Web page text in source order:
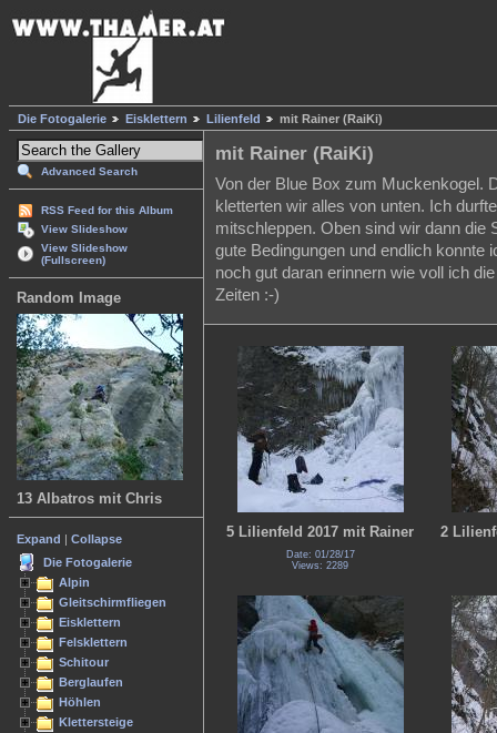
Die Fotogalerie Eisklettern Lilienfeld mit Rainer (RaiKi)
Advanced Search
RSS Feed for this Album
View Slideshow
View Slideshow
(Fullscreen)
Random Image
13 Albatros mit Chris
Expand
Collapse
Die Fotogalerie
Alpin
Gleitschirmfliegen
Eisklettern
Felsklettern
Schitour
Berglaufen
Höhlen
Klettersteige
mit Rainer (RaiKi)
Von der Blue Box zum Muckenkogel.
kletterten wir alles von unten. Ich
mitschleppen. Oben sind wir dann die
gute Bedingungen und endlich konnte
noch gut daran erinnern wie voll ich
Zeiten :-)
5 Lilienfeld 2017 mit Rainer
Date: 01/28/17
Views: 2289
2